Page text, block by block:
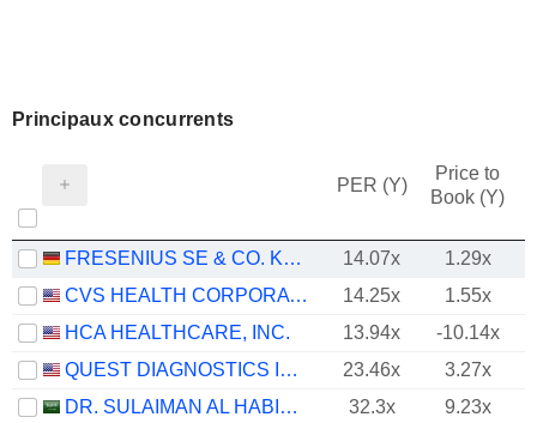
Principaux concurrents
PER (Y)
Price to
Book (Y)
FRESENIUS SE & CO. KGAA 14.07x
1.29x
CVS HEALTH CORPORATION
14.25x
1.55x
HCA HEALTHCARE, INC.
13.94x
-10.14x
QUEST DIAGNOSTICS INCORPORATED
23.46x
3.27x
DR. SULAIMAN AL HABIB MEDICAL SERVICES GROUP COMPANY
32.3x
9.23x